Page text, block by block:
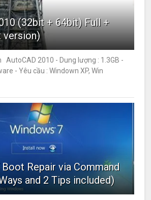
(32bit + 64bit) Full +
version)
AutoCAD 2010 - Dung lượng : 1.3GB -
- Yêu cầu : Windown XP, Win
Repair via Command
and 2 Tips included)